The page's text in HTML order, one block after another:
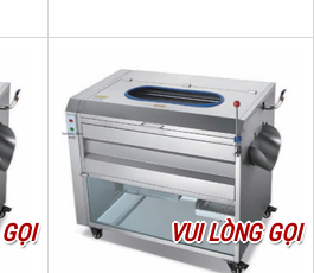
VUI LÒNG GỌI